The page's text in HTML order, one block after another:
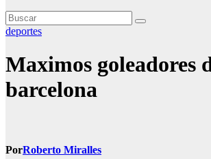
deportes
Maximos goleadores
barcelona
PorRoberto Miralles